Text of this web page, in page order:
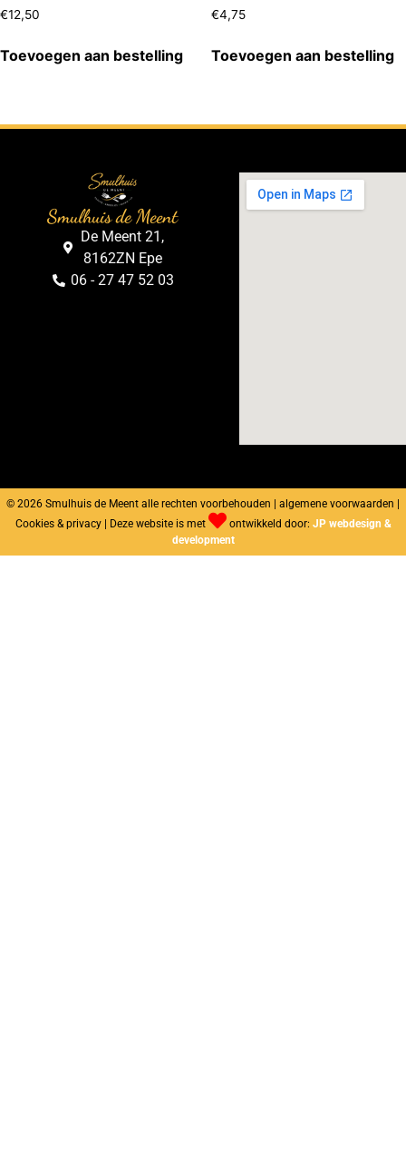
€12,50
Toevoegen aan bestelling
€4,75
Toevoegen aan bestelling
Smulhuis de Meent
De Meent 21,
8162ZN Epe
06 - 27 47 52 03
© 2026 Smulhuis de Meent alle rechten voorbehouden | algemene voorwaarden |
Cookies & privacy | Deze website is met
ontwikkeld door: JP webdesign &
development